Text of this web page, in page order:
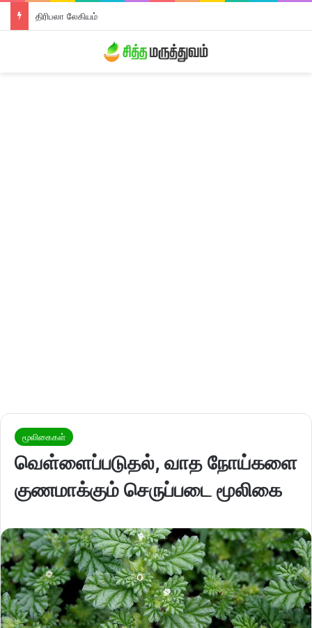
திரிபலா லேகியம்
மூலிகைகள்
வெள்ளைப்படுதல், வாத நோய்களை
குணமாக்கும் செருப்படை மூலிகை